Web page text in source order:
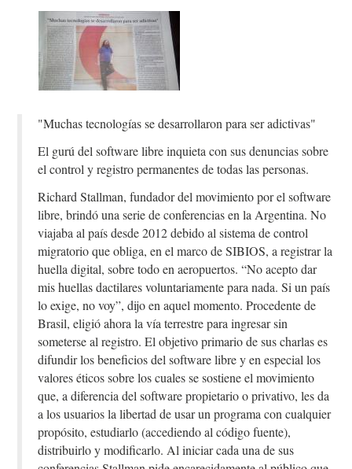
"Muchas tecnologías se desarrollaron para ser adictivas"
El gurú del software libre inquieta con sus denuncias sobre
el control y registro permanentes de todas las personas.
Richard Stallman, fundador del movimiento por el software
libre, brindó una serie de conferencias en la Argentina. No
viajaba al país desde 2012 debido al sistema de control
migratorio que obliga, en el marco de SIBIOS, a registrar la
huella digital, sobre todo en aeropuertos. “No acepto dar
mis huellas dactilares voluntariamente para nada. Si un país
lo exige, no voy”, dijo en aquel momento. Procedente de
Brasil, eligió ahora la vía terrestre para ingresar sin
someterse al registro. El objetivo primario de sus charlas es
difundir los beneficios del software libre y en especial los
valores éticos sobre los cuales se sostiene el movimiento
que, a diferencia del software propietario o privativo, les da
a los usuarios la libertad de usar un programa con cualquier
propósito, estudiarlo (accediendo al código fuente),
distribuirlo y modificarlo. Al iniciar cada una de sus